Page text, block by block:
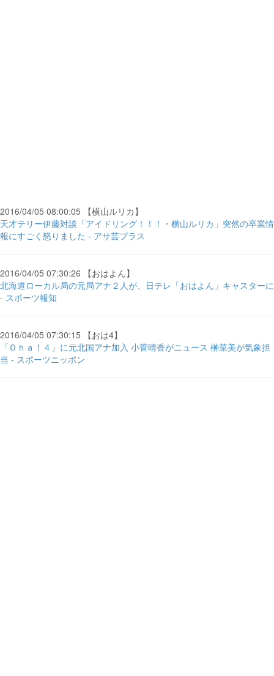
2016/04/05 08:00:05 【横山ルリカ】
天才テリー伊藤対談「アイドリング！！！・横山ルリカ」突然の卒業情
報にすごく怒りました - アサ芸プラス
2016/04/05 07:30:26 【おはよん】
北海道ローカル局の元局アナ２人が、日テレ「おはよん」キャスターに
- スポーツ報知
2016/04/05 07:30:15 【おは4】
「Ｏｈａ！４」に元北国アナ加入 小菅晴香がニュース 榊菜美が気象担
当 - スポーツニッポン